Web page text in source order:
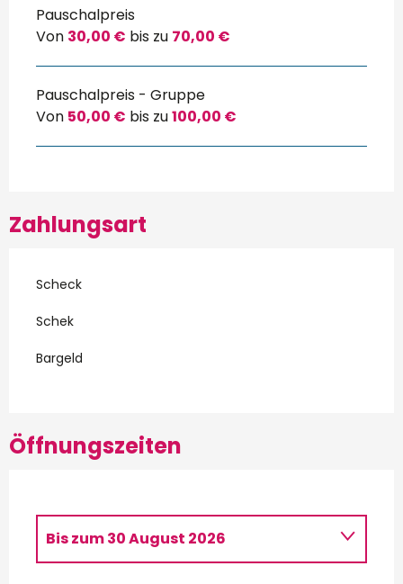
Pauschalpreis
Von 30,00 € bis zu 70,00 €
Pauschalpreis - Gruppe
Von 50,00 € bis zu100,00 €
Zahlungsart
Scheck
Schek
Bargeld
Öffnungszeiten
Bis zum30 August 2026